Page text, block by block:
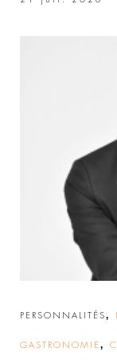
PERSONNALITÉS,
GASTRONOMIE ,